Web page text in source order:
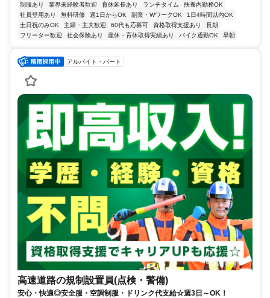
制服あり 業界未経験者歓迎 育休延長あり ランチタイム
扶養内勤務OK
社員登用あり
無料研修 週1日からOK 副業・WワークOK
1日4時間以内OK
土日祝のみOK
主婦・主夫歓迎 60代も応募可 資格取得支援あり
長期
フリーター歓迎
社会保険あり 産休・育休取得実績あり バイク通勤OK 早朝
アルバイト・パート
高速道路の規制設置員(点検・警備)
安心・快適◎安全服・空調制服・ドリンク代支給☆週3日～OK！